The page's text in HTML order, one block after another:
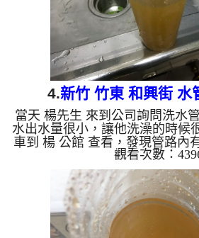
4.新竹 竹東 和興街 水
當天 楊先生 來到公司詢問洗水
水出水量很小，讓他洗澡的時候
車到 楊 公館 查看，發現管路內
管路內部堵塞，讓水不能順利通
水管清洗機 ，開始 清洗水管 ，
出，如下圖及影片，楊先生 看
髒，髒水流掉後還留有很多沉積
小時後，出水量變大， 楊先生
洗水管, 水管清洗, 洗水管, 熱水
觀看次數：